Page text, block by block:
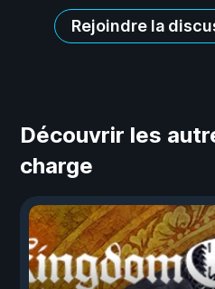
Rejoindre la
Découvrir les
charge